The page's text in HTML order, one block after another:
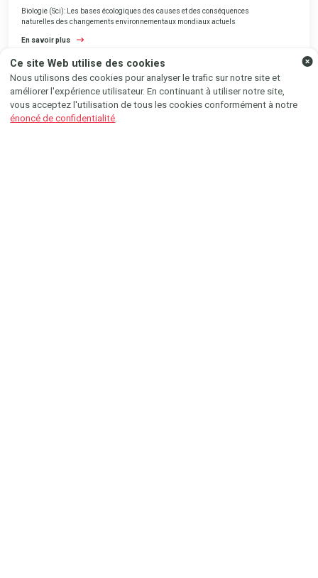
Biologie (Sci): Les bases écologiques des causes et des conséquences
naturelles des changements environnementaux mondiaux actuels
En savoir plus
Ce site Web utilise des cookies
Nous utilisons des cookies pour analyser le trafic sur notre site et
améliorer l'expérience utilisateur. En continuant à utiliser notre site,
vous acceptez l'utilisation de tous les cookies conformément à notre
énoncé de confidentialité
SUIVEZ-NOUS AU GRÉ DU
VENT SUR...
Instagram Facebook